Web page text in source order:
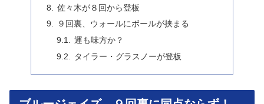
佐々木が８回から登板
９回裏、ウォールにボールが挟まる
運も味方か？
タイラー・グラスノーが登板